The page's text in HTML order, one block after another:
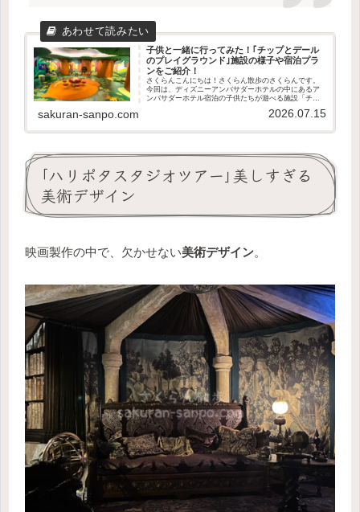
子供と一緒に行ってみた！｢チップとデール
のプレイグラウンド｣施設の様子や宿泊プラ
ンをご紹介！
さくらんこんにちは！さくらん散歩のさくらんです。
今回は、ディズニーアンバサダーホテルの中にあるア
ンバサダーホテル宿泊の子供たちが遊べる施設「チッ
の記事で分かることチップとデールのプレイグラウ
sakuran-sanpo.com 2026.07.15
｢ハリポタスタジオツアー｣美しすぎる
美術デザイン
映画製作の中で、欠かせない美術デザイン。